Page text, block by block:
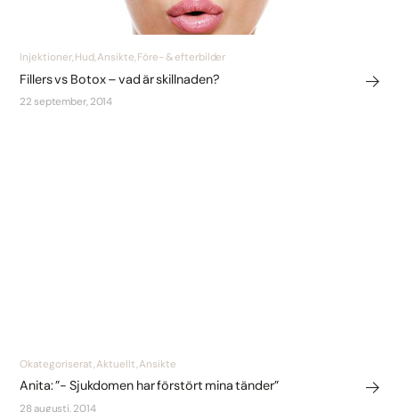
Injektioner, Hud, Ansikte, Före- & efterbilder
Fillers vs Botox – vad är skillnaden?
22 september, 2014
Okategoriserat, Aktuellt, Ansikte
Anita: ”- Sjukdomen har förstört mina tänder”
28 augusti, 2014